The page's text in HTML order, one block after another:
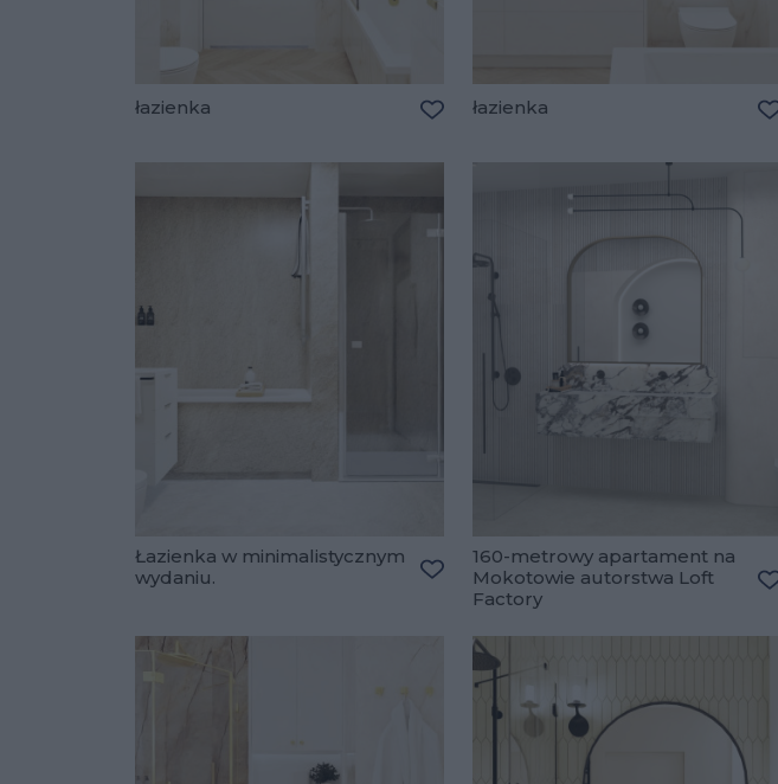
łazienka łazienka
Łazienka w minimalistycznym
wydaniu.
Dodaj do ulubionych
160-metrowy apartament na
Mokotowie autorstwa Loft
Factory